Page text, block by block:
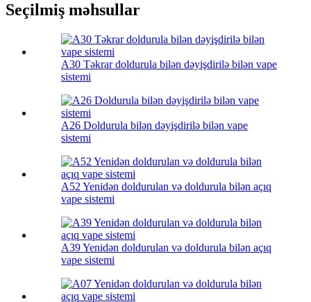
Seçilmiş məhsullar
A30 Təkrar doldurula bilən dəyişdirilə bilən vape
sistemi
A26 Doldurula bilən dəyişdirilə bilən vape
sistemi
A52 Yenidən doldurulan və doldurula bilən açıq
vape sistemi
A39 Yenidən doldurulan və doldurula bilən açıq
vape sistemi